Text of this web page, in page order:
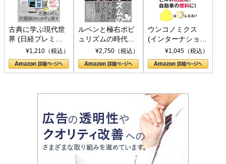
古典に学ぶ現代世
界 (日経プレミア
シリーズ)¥1,210（税込）
ルペンと極右ポピ
ュリズムの時代：
〈ヤヌス〉の二つ
の顔
¥2,750（税込）
ウンコノミクス
(インターナショナ
ル新書)¥1,045（税込）